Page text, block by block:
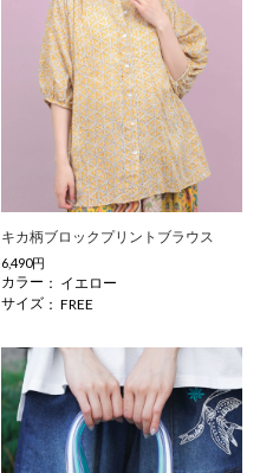
キカ柄ブロックプリントブラウス
6,490円
カラー
イエロー
サイズ
FREE